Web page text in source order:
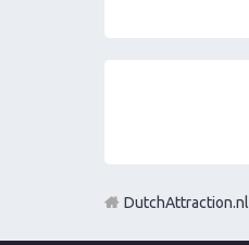
DutchAttraction.nl